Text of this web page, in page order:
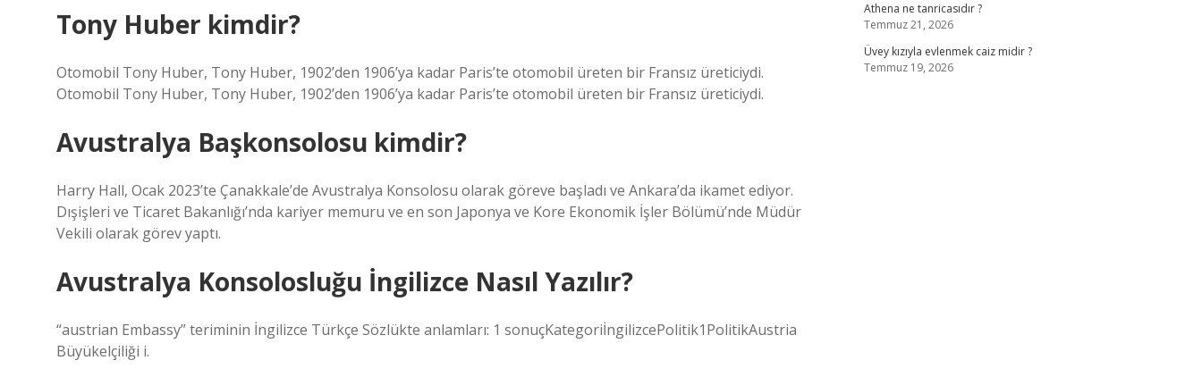
Tony Huber kimdir?
Otomobil Tony Huber, Tony Huber, 1902’den 1906’ya kadar Paris’te otomobil üreten bir Fransız üreticiydi.
Otomobil Tony Huber, Tony Huber, 1902’den 1906’ya kadar Paris’te otomobil üreten bir Fransız üreticiydi.
Avustralya Başkonsolosu kimdir?
Harry Hall, Ocak 2023’te Çanakkale’de Avustralya Konsolosu olarak göreve başladı ve Ankara’da ikamet ediyor.
Dışişleri ve Ticaret Bakanlığı’nda kariyer memuru ve en son Japonya ve Kore Ekonomik İşler Bölümü’nde Müdür
Vekili olarak görev yaptı.
Avustralya Konsolosluğu İngilizce Nasıl Yazılır?
“austrian Embassy” teriminin İngilizce Türkçe Sözlükte anlamları: 1 sonuçKategoriİngilizcePolitik1PolitikAustria
Büyükelçiliği i.
Athena ne tanricasıdır ?
Temmuz 21, 2026
Üvey kızıyla evlenmek caiz midir ?
Temmuz 19, 2026